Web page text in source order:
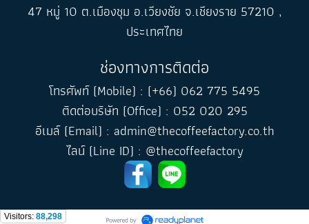
47 หมู่ 10 ต.เมืองชุม อ.เวียงชัย จ.เชียงราย 57210 ,
ประเทศไทย
ช่องทางการติดต่อ
โทรศัพท์ (Mobile) : (+66) 062 775 5495
ติดต่อบริษัท (Office) : 052 020 295
อีเมล์ (Email) : admin@thecoffeefactory.co.th
ไลน์ (Line ID) : @thecoffeefactory
Visitors: 88,298